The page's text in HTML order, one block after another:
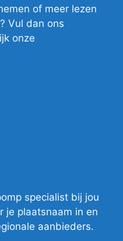
of meer lezen
Vul dan ons
onze
specialist bij jou
je plaatsnaam in en
aanbieders.